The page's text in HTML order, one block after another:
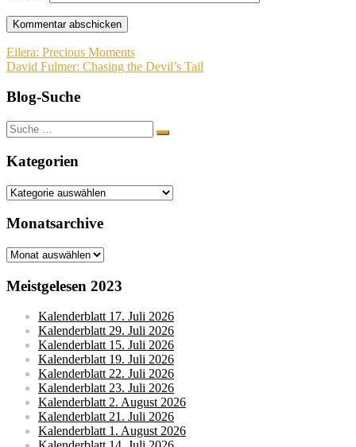
Beitragsnavigation
Eilera: Precious Moments
David Fulmer: Chasing the Devil’s Tail
Blog-Suche
Suche
nach:
Kategorien
Kategorien
Monatsarchive
Monatsarchive
Meistgelesen 2023
Kalenderblatt 17. Juli 2026
Kalenderblatt 29. Juli 2026
Kalenderblatt 15. Juli 2026
Kalenderblatt 19. Juli 2026
Kalenderblatt 22. Juli 2026
Kalenderblatt 23. Juli 2026
Kalenderblatt 2. August 2026
Kalenderblatt 21. Juli 2026
Kalenderblatt 1. August 2026